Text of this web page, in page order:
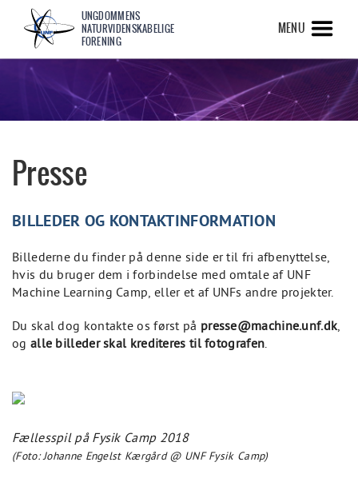
UNGDOMMENS
NATURVIDENSKABELIGE
FORENING
MENU
Presse
BILLEDER OG KONTAKTINFORMATION
Billederne du finder på denne side er til fri afbenyttelse,
hvis du bruger dem i forbindelse med omtale af UNF
Machine Learning Camp, eller et af UNFs andre projekter.
Du skal dog kontakte os først på presse@machine.unf.dk,
og alle billeder skal krediteres til fotografen.
Fællesspil på Fysik Camp 2018
(Foto: Johanne Engelst Kærgård @ UNF Fysik Camp)